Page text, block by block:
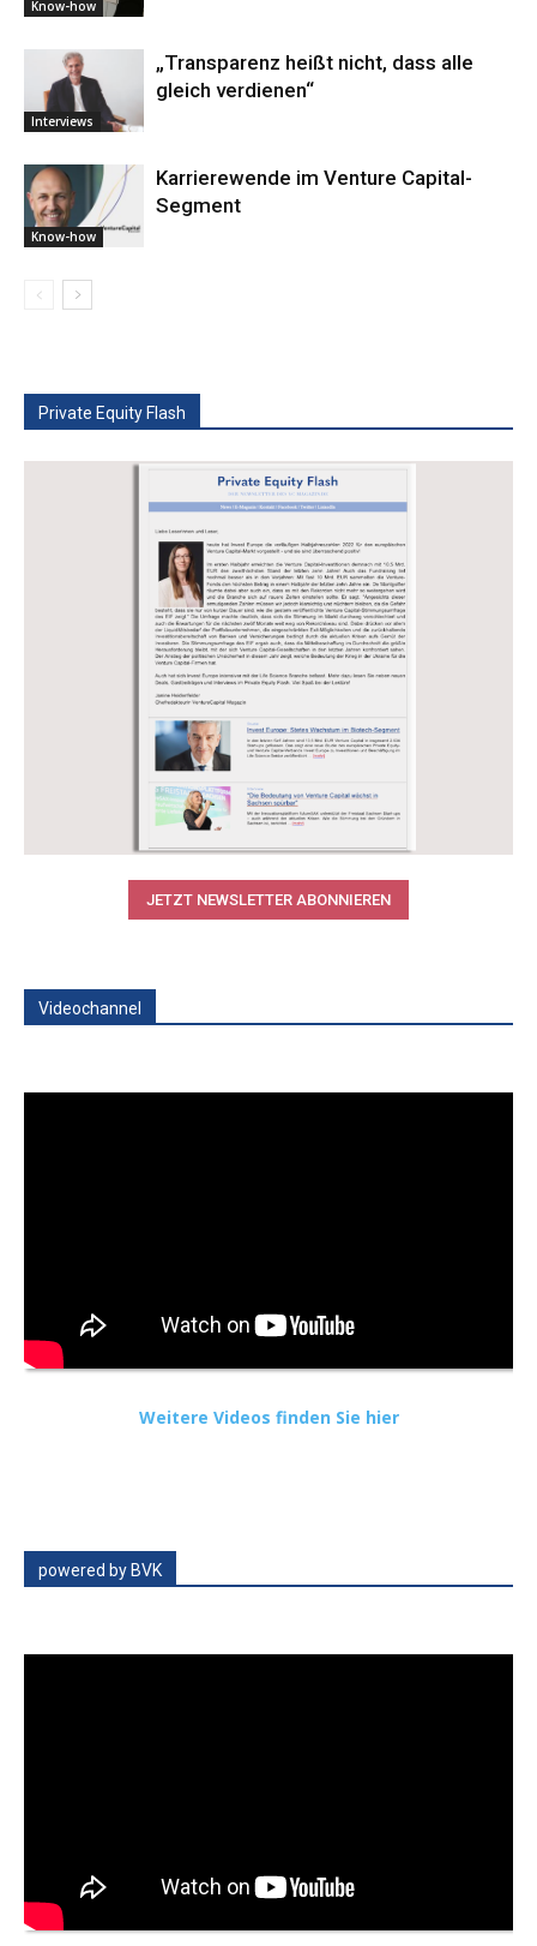
Know-how
Interviews
„Transparenz heißt nicht, dass alle
gleich verdienen“
Know-how
Karrierewende im Venture Capital-
Segment
Private Equity Flash
JETZT NEWSLETTER ABONNIEREN
Videochannel
Weitere Videos finden Sie hier
powered by BVK